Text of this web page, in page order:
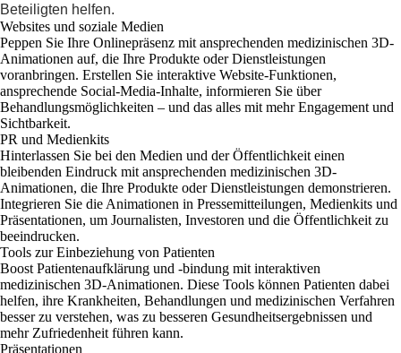
Beteiligten helfen.
Websites und soziale Medien
Peppen Sie Ihre Onlinepräsenz mit ansprechenden medizinischen 3D-
Animationen auf, die Ihre Produkte oder Dienstleistungen
voranbringen. Erstellen Sie interaktive Website-Funktionen,
ansprechende Social-Media-Inhalte, informieren Sie über
Behandlungsmöglichkeiten – und das alles mit mehr Engagement und
Sichtbarkeit.
PR und Medienkits
Hinterlassen Sie bei den Medien und der Öffentlichkeit einen
bleibenden Eindruck mit ansprechenden medizinischen 3D-
Animationen, die Ihre Produkte oder Dienstleistungen demonstrieren.
Integrieren Sie die Animationen in Pressemitteilungen, Medienkits und
Präsentationen, um Journalisten, Investoren und die Öffentlichkeit zu
beeindrucken.
Tools zur Einbeziehung von Patienten
Boost Patientenaufklärung und -bindung mit interaktiven
medizinischen 3D-Animationen. Diese Tools können Patienten dabei
helfen, ihre Krankheiten, Behandlungen und medizinischen Verfahren
besser zu verstehen, was zu besseren Gesundheitsergebnissen und
mehr Zufriedenheit führen kann.
Präsentationen